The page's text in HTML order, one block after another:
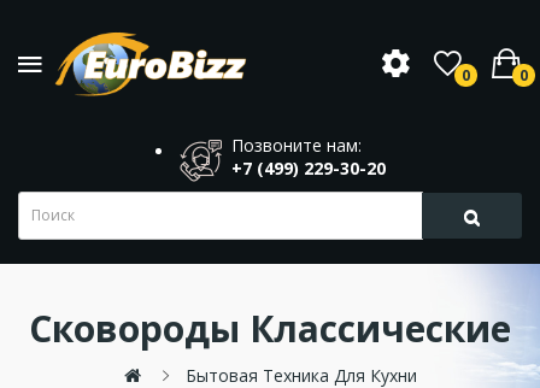
0 0
Позвоните нам:
+7 (499) 229-30-20
Сковороды Классические
Бытовая Техника Для Кухни